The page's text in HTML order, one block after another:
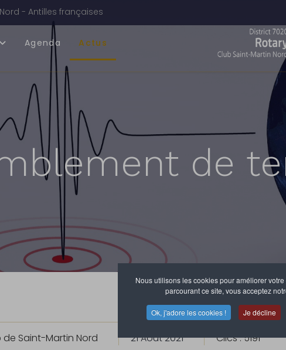
Nous utilisons les cookies pour améliorer
parcourant ce site, vous acceptez
Ok, j'adore les cookies ! Je décline
- Antilles françaises
Agenda Actus
de
de Saint-Martin Nord 21 Août 2021 Clics : 5191